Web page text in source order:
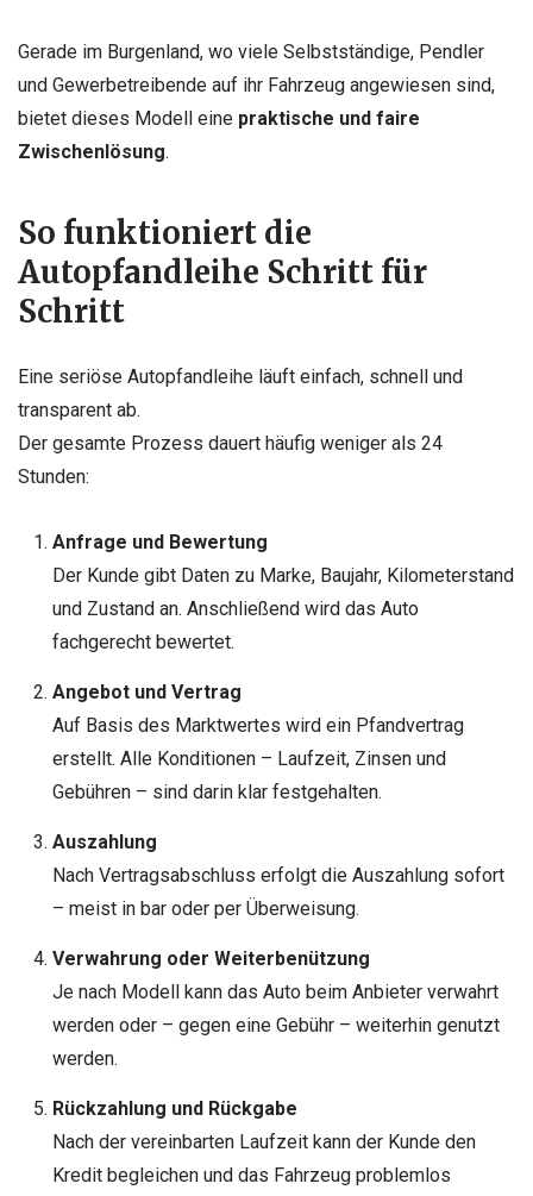
Gerade im Burgenland, wo viele Selbstständige, Pendler
und Gewerbetreibende auf ihr Fahrzeug angewiesen sind,
bietet dieses Modell eine praktische und faire
Zwischenlösung.
So funktioniert die
Autopfandleihe Schritt für
Schritt
Eine seriöse Autopfandleihe läuft einfach, schnell und
transparent ab.
Der gesamte Prozess dauert häufig weniger als 24
Stunden:
Anfrage und Bewertung
Der Kunde gibt Daten zu Marke, Baujahr, Kilometerstand
und Zustand an. Anschließend wird das Auto
fachgerecht bewertet.
Angebot und Vertrag
Auf Basis des Marktwertes wird ein Pfandvertrag
erstellt. Alle Konditionen – Laufzeit, Zinsen und
Gebühren – sind darin klar festgehalten.
Auszahlung
Nach Vertragsabschluss erfolgt die Auszahlung sofort
– meist in bar oder per Überweisung.
Verwahrung oder Weiterbenützung
Je nach Modell kann das Auto beim Anbieter verwahrt
werden oder – gegen eine Gebühr – weiterhin genutzt
werden.
Rückzahlung und Rückgabe
Nach der vereinbarten Laufzeit kann der Kunde den
Kredit begleichen und das Fahrzeug problemlos